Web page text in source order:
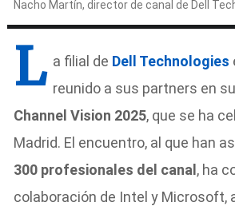
Nacho Martín, director de canal de Dell
L a filial de Dell Technologies
reunido a sus partners en
Channel Vision 2025, que se ha
Madrid. El encuentro, al que han
300 profesionales del canal , ha
colaboración de Intel y Microsoft,